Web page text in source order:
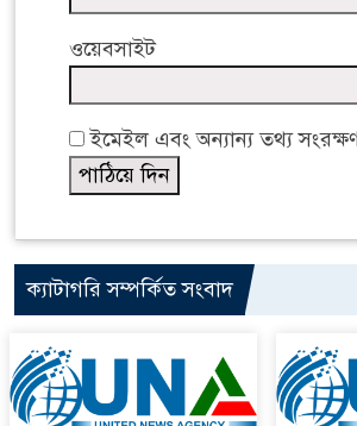
ওয়েবসাইট
ইমেইল এবং অন্যান্য তথ্য
ক্যাটাগরি সম্পর্কিত সংবাদ